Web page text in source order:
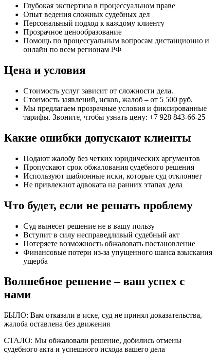
Глубокая экспертиза в процессуальном праве
Опыт ведения сложных судебных дел
Персональный подход к каждому клиенту
Прозрачное ценообразование
Помощь по процессуальным вопросам дистанционно и
онлайн по всем регионам РФ
Цена и условия
Стоимость услуг зависит от сложности дела.
Стоимость заявлений, исков, жалоб – от 5 500 руб.
Мы предлагаем прозрачные условия и фиксированные
тарифы. Звоните, чтобы узнать цену: +7 928 843-66-25
Какие ошибки допускают клиенты
Подают жалобу без четких юридических аргументов
Пропускают срок обжалования судебного решения
Используют шаблонные иски, которые суд отклоняет
Не привлекают адвоката на ранних этапах дела
Что будет, если не решать проблему
Суд вынесет решение не в вашу пользу
Вступит в силу несправедливый судебный акт
Потеряете возможность обжаловать постановление
Финансовые потери из-за упущенного шанса взыскания
ущерба
Волшебное решение – ваш успех с
нами
БЫЛО: Вам отказали в иске, суд не принял доказательства,
жалоба оставлена без движения
СТАЛО: Мы обжаловали решение, добились отмены
судебного акта и успешного исхода вашего дела